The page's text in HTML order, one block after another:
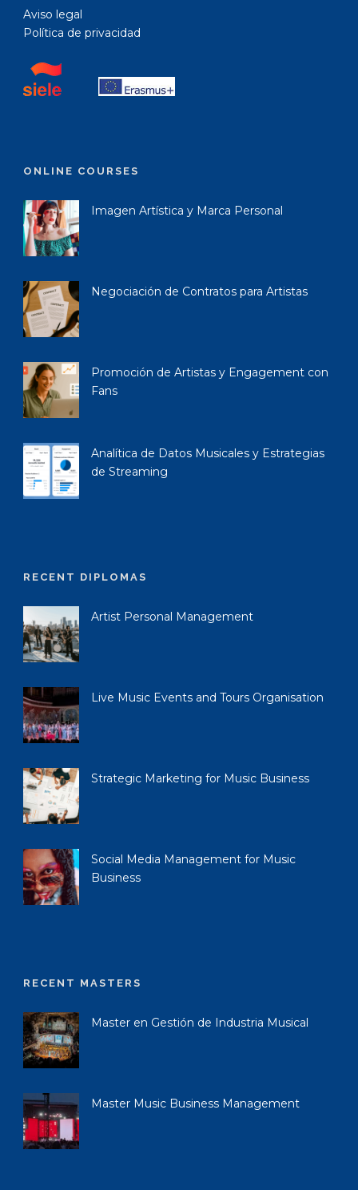
Aviso legal
Política de privacidad
ONLINE COURSES
Imagen Artística y Marca Personal
Negociación de Contratos para Artistas
Promoción de Artistas y Engagement con
Fans
Analítica de Datos Musicales y Estrategias
de Streaming
RECENT DIPLOMAS
Artist Personal Management
Live Music Events and Tours Organisation
Strategic Marketing for Music Business
Social Media Management for Music
Business
RECENT MASTERS
Master en Gestión de Industria Musical
Master Music Business Management